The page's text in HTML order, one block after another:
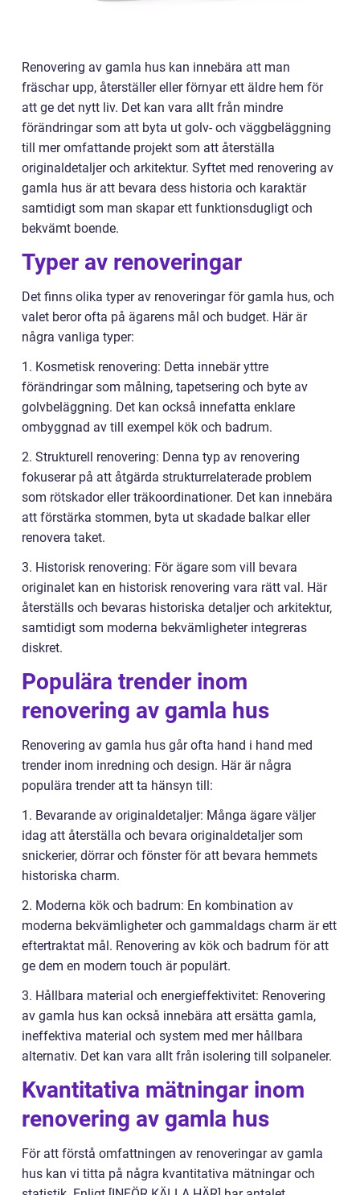
Renovering av gamla hus kan innebära att man
fräschar upp, återställer eller förnyar ett äldre hem för
att ge det nytt liv. Det kan vara allt från mindre
förändringar som att byta ut golv- och väggbeläggning
till mer omfattande projekt som att återställa
originaldetaljer och arkitektur. Syftet med renovering av
gamla hus är att bevara dess historia och karaktär
samtidigt som man skapar ett funktionsdugligt och
bekvämt boende.
Typer av renoveringar
Det finns olika typer av renoveringar för gamla hus, och
valet beror ofta på ägarens mål och budget. Här är
några vanliga typer:
1. Kosmetisk renovering: Detta innebär yttre
förändringar som målning, tapetsering och byte av
golvbeläggning. Det kan också innefatta enklare
ombyggnad av till exempel kök och badrum.
2. Strukturell renovering: Denna typ av renovering
fokuserar på att åtgärda strukturrelaterade problem
som rötskador eller träkoordinationer. Det kan innebära
att förstärka stommen, byta ut skadade balkar eller
renovera taket.
3. Historisk renovering: För ägare som vill bevara
originalet kan en historisk renovering vara rätt val. Här
återställs och bevaras historiska detaljer och arkitektur,
samtidigt som moderna bekvämligheter integreras
diskret.
Populära trender inom
renovering av gamla hus
Renovering av gamla hus går ofta hand i hand med
trender inom inredning och design. Här är några
populära trender att ta hänsyn till:
1. Bevarande av originaldetaljer: Många ägare väljer
idag att återställa och bevara originaldetaljer som
snickerier, dörrar och fönster för att bevara hemmets
historiska charm.
2. Moderna kök och badrum: En kombination av
moderna bekvämligheter och gammaldags charm är ett
eftertraktat mål. Renovering av kök och badrum för att
ge dem en modern touch är populärt.
3. Hållbara material och energieffektivitet: Renovering
av gamla hus kan också innebära att ersätta gamla,
ineffektiva material och system med mer hållbara
alternativ. Det kan vara allt från isolering till solpaneler.
Kvantitativa mätningar inom
renovering av gamla hus
För att förstå omfattningen av renoveringar av gamla
hus kan vi titta på några kvantitativa mätningar och